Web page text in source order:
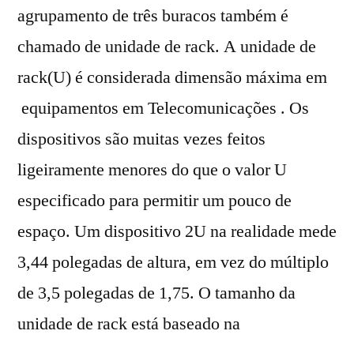
agrupamento de três buracos também é
chamado de unidade de rack. A unidade de
rack(U) é considerada dimensão máxima em
equipamentos em Telecomunicações . Os
dispositivos são muitas vezes feitos
ligeiramente menores do que o valor U
especificado para permitir um pouco de
espaço. Um dispositivo 2U na realidade mede
3,44 polegadas de altura, em vez do múltiplo
de 3,5 polegadas de 1,75. O tamanho da
unidade de rack está baseado na